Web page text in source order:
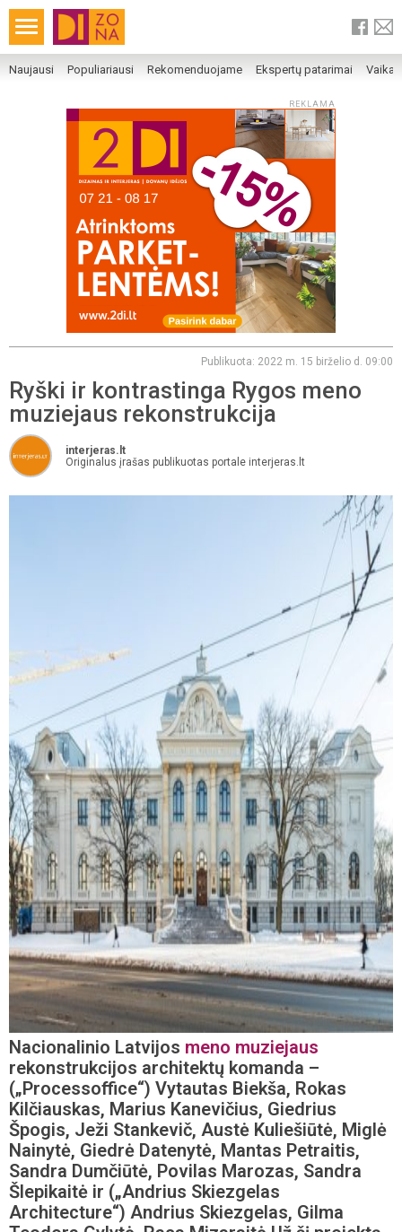
Naujausi Populiariausi Rekomenduojame Ekspertų patarimai
REKLAMA
Publikuota: 2022 m. 15 birželio d. 09:00
Ryški ir kontrastinga Rygos meno
muziejaus rekonstrukcija
interjeras.lt
Originalus įrašas publikuotas portale interjeras.lt
Nacionalinio Latvijos meno muziejaus
rekonstrukcijos architektų komanda –
(„Processoffice“) Vytautas Biekša, Rokas
Kilčiauskas, Marius Kanevičius, Giedrius
Špogis, Ježi Stankevič, Austė Kuliešiūtė, Miglė
Nainytė, Giedrė Datenytė, Mantas Petraitis,
Sandra Dumčiūtė, Povilas Marozas, Sandra
Šlepikaitė ir („Andrius Skiezgelas
Architecture“) Andrius Skiezgelas, Gilma